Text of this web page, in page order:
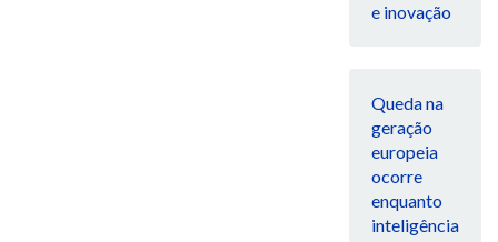
e inovação
Queda na
geração
europeia
ocorre
enquanto
inteligência